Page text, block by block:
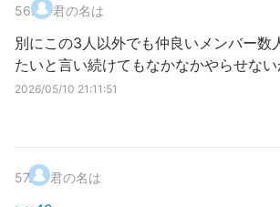
56. 君の名は
別にこの3人以外でも仲良いメンバー数
たいと言い続けてもなかなかやらせな
2026/05/10 21:11:51
57. 君の名は